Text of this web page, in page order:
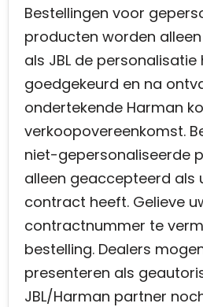
Bestellingen voor
producten worden
als JBL de personalisatie
goedgekeurd en na
ondertekende Harman
verkoopovereenkomst.
niet-gepersonaliseerde
alleen geaccepteerd als
contract heeft. Gelieve
contractnummer te
bestelling. Dealers
presenteren als
JBL/Harman partner